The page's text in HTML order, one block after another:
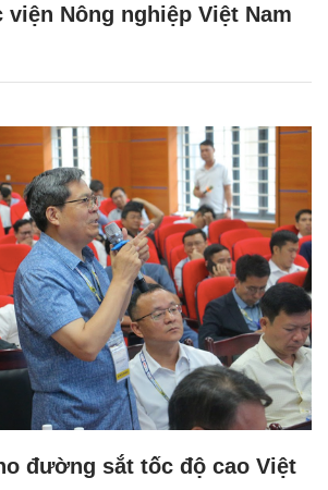
viện Nông nghiệp Việt Nam
đường sắt tốc độ cao Việt